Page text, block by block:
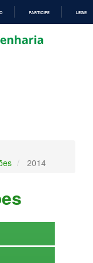
PARTICIPE
2014